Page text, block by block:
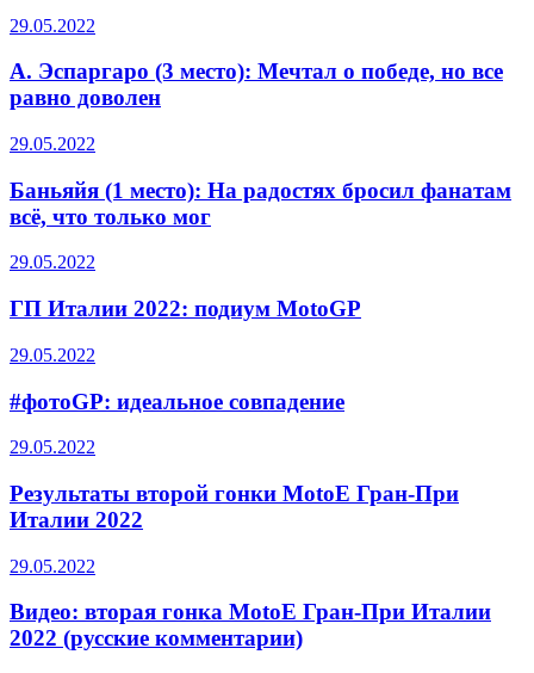
29.05.2022
А. Эспаргаро (3 место): Мечтал о победе, но все
равно доволен
29.05.2022
Баньяйя (1 место): На радостях бросил фанатам
всё, что только мог
29.05.2022
ГП Италии 2022: подиум MotoGP
29.05.2022
#фотоGP: идеальное совпадение
29.05.2022
Результаты второй гонки MotoE Гран-При
Италии 2022
29.05.2022
Видео: вторая гонка MotoE Гран-При Италии
2022 (русские комментарии)